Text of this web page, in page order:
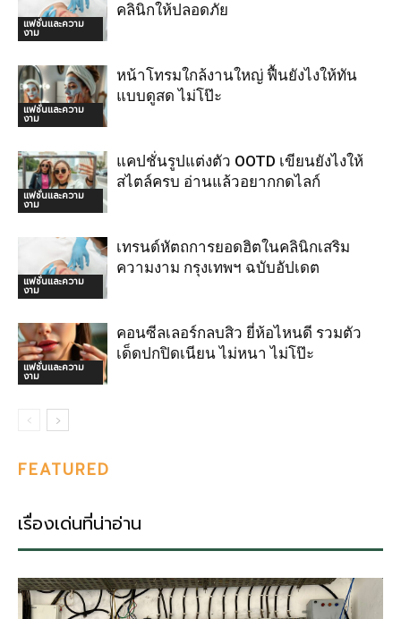
แฟชั่นและความ
งาม
คลินิกให้ปลอดภัย
แฟชั่นและความ
งาม
หน้าโทรมใกล้งานใหญ่ ฟื้นยังไงให้ทัน
แบบดูสด ไม่โป๊ะ
แฟชั่นและความ
งาม
แคปชั่นรูปแต่งตัว OOTD เขียนยังไงให้
สไตล์ครบ อ่านแล้วอยากกดไลก์
แฟชั่นและความ
งาม
เทรนด์หัตถการยอดฮิตในคลินิกเสริม
ความงาม กรุงเทพฯ ฉบับอัปเดต
แฟชั่นและความ
งาม
คอนซีลเลอร์กลบสิว ยี่ห้อไหนดี รวมตัว
เด็ดปกปิดเนียน ไม่หนา ไม่โป๊ะ
FEATURED
เรื่องเด่นที่น่าอ่าน